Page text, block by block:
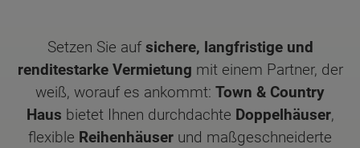
Setzen Sie aufsichere, langfristige und
renditestarke Vermietung mit einem Partner, der
weiß, worauf es ankommt: Town & Country
Haus bietet Ihnen durchdachte Doppelhäuser,
flexible Reihenhäuser und maßgeschneiderte